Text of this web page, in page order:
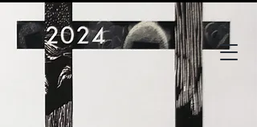
© สงวนลิขสิทธิ์